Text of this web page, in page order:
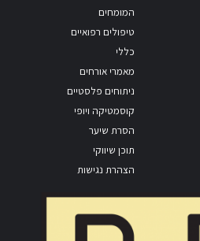
המומחים
טיפולים רפואיים
כללי
מאמרי אורחים
ניתוחים פלסטיים
קוסמטיקה ויופי
הסרת שיער
תוכן שיווקי
הצהרת נגישות